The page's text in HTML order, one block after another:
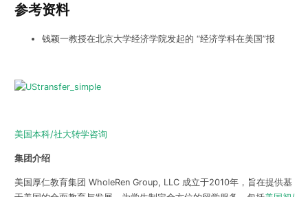
参考资料
钱颖一教授在北京大学经济学院发起的 “经济学科在美国”报
美国本科/社大转学咨询
集团介绍
美国厚仁教育集团 WholeRen Group, LLC 成立于2010年，旨在提供基